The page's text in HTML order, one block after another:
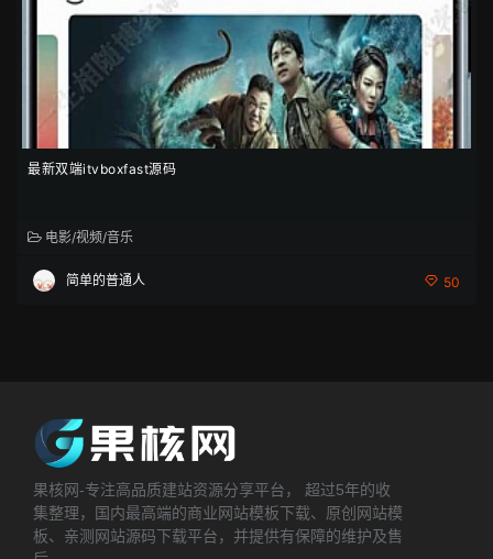
最新双端itvboxfast源码
电影/视频/音乐
简单的普通人 50
果核网-专注高品质建站资源分享平台， 超过5年的收
集整理，国内最高端的商业网站模板下载、原创网站模
板、亲测网站源码下载平台，并提供有保障的维护及售